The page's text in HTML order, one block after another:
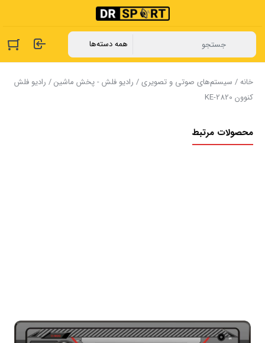
خانه/ سیستم‌های صوتی و تصویری/ رادیو فلش - پخش ماشین/ رادیو فلش
کنوون KE-2820
محصولات مرتبط